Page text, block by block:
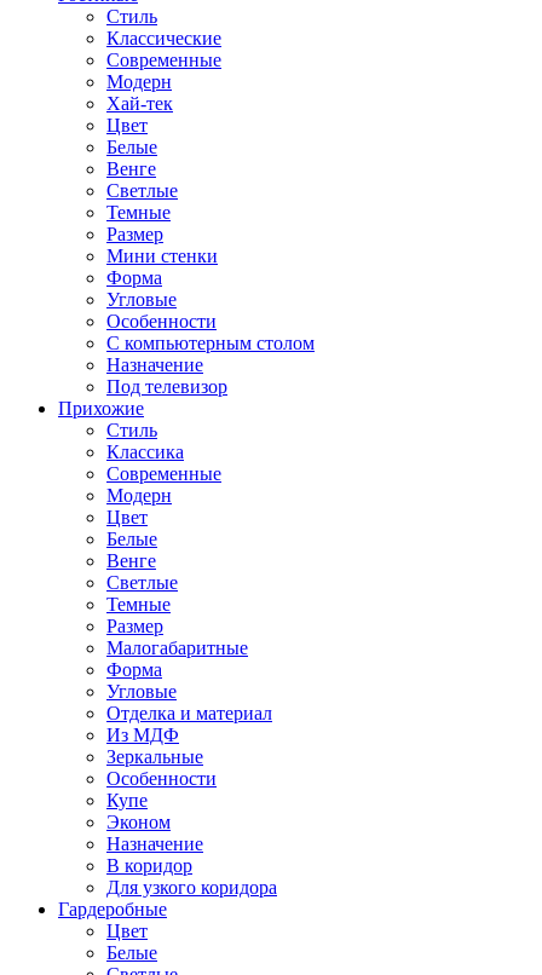
Стиль
Классические
Современные
Модерн
Хай-тек
Цвет
Белые
Венге
Светлые
Темные
Размер
Мини стенки
Форма
Угловые
Особенности
С компьютерным столом
Назначение
Под телевизор
Прихожие
Стиль
Классика
Современные
Модерн
Цвет
Белые
Венге
Светлые
Темные
Размер
Малогабаритные
Форма
Угловые
Отделка и материал
Из МДФ
Зеркальные
Особенности
Купе
Эконом
Назначение
В коридор
Для узкого коридора
Гардеробные
Цвет
Белые